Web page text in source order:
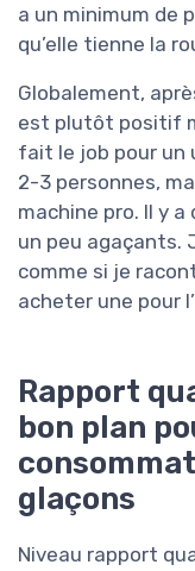
a un minimum de
qu’elle tienne la
Globalement,
est plutôt positif
fait le job pour un
2-3 personnes,
machine pro. Il y
un peu agaçants.
comme si je
acheter une pour
Rapport
bon plan
glaçons
Niveau rapport